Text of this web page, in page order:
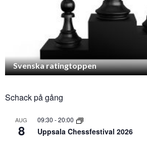
Svenska ratingtoppen
Schack på gång
AUG
8
09:30 -20:00
Uppsala Chessfestival 2026